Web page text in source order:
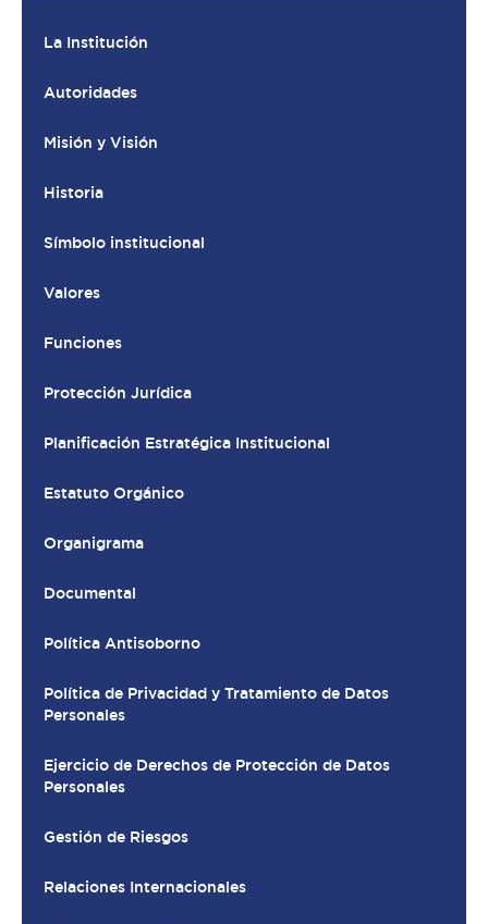
La Institución
Autoridades
Misión y Visión
Historia
Símbolo institucional
Valores
Funciones
Protección Jurídica
Planificación Estratégica Institucional
Estatuto Orgánico
Organigrama
Documental
Política Antisoborno
Política de Privacidad y Tratamiento de Datos
Personales
Ejercicio de Derechos de Protección de Datos
Personales
Gestión de Riesgos
Relaciones Internacionales